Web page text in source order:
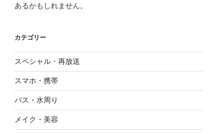
あるかもしれません。
カテゴリー
スペシャル・再放送
スマホ・携帯
バス・水周り
メイク・美容